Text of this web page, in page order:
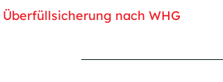
Produktkategorie
Branchen und Märkte
SAMOA Gruppe
Downloads
Überfüllsicherung nach WHG